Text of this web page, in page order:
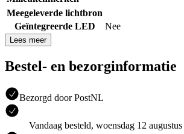
Meegeleverde lichtbron
Geïntegreerde LED
Nee
Lees meer
Bestel- en bezorginformatie
Bezorgd door PostNL
Vandaag besteld, woensdag 12